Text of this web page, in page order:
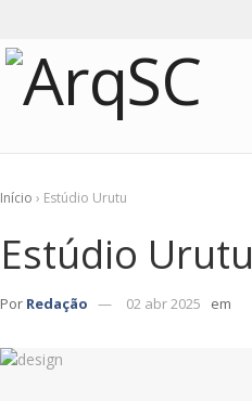
Início › Estúdio Urutu
Estúdio Urutu
Por Redação 02 abr 2025 em